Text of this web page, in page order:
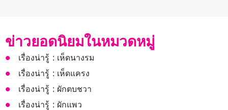
ข่าวยอดนิยมในหมวดหมู่
เรื่องน่ารู้ : เห็ดนางรม
เรื่องน่ารู้ : เห็ดแครง
เรื่องน่ารู้ : ผักตบชวา
เรื่องน่ารู้ : ผักแพว